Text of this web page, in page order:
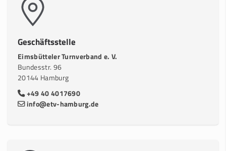
Geschäftsstelle
Eimsbütteler Turnverband e. V.
Bundesstr. 96
20144 Hamburg
+49 40 4017690
info@etv-hamburg.de